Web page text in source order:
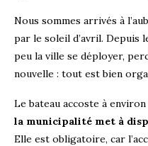
Nous sommes arrivés à
par le soleil d’avril. Depuis
peu la ville se déployer,
nouvelle : tout est bien
Le bateau accoste à
la municipalité met à
Elle est obligatoire, car